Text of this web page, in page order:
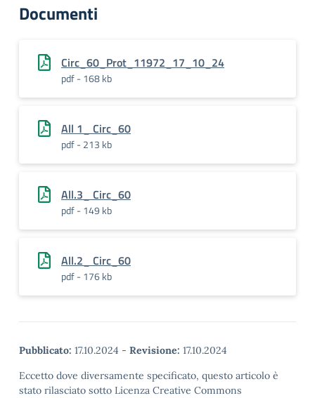
Documenti
Circ_60_Prot_11972_17_10_24
pdf - 168 kb
All 1_ Circ_60
pdf - 213 kb
All.3_ Circ_60
pdf - 149 kb
All.2_ Circ_60
pdf - 176 kb
Pubblicato: 17.10.2024 - Revisione: 17.10.2024
Eccetto dove diversamente specificato, questo articolo è
stato rilasciato sotto Licenza Creative Commons